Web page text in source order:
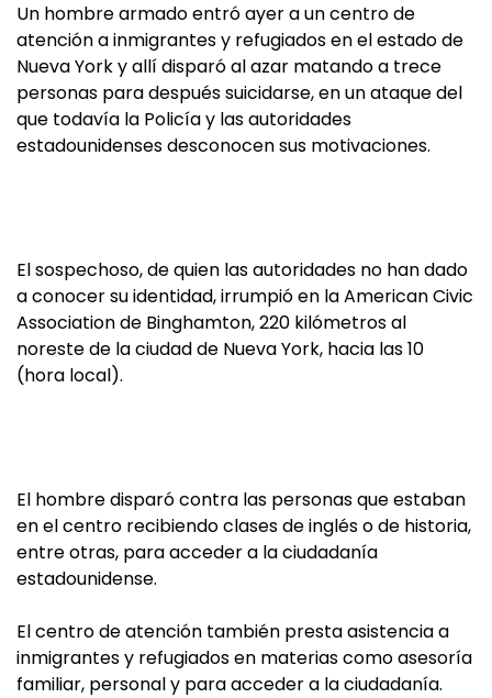
Un hombre armado entró ayer a un centro de
atención a inmigrantes y refugiados en el estado de
Nueva York y allí disparó al azar matando a trece
personas para después suicidarse, en un ataque del
que todavía la Policía y las autoridades
estadounidenses desconocen sus motivaciones.
El sospechoso, de quien las autoridades no han dado
a conocer su identidad, irrumpió en la American Civic
Association de Binghamton, 220 kilómetros al
noreste de la ciudad de Nueva York, hacia las 10
(hora local).
El hombre disparó contra las personas que estaban
en el centro recibiendo clases de inglés o de historia,
entre otras, para acceder a la ciudadanía
estadounidense.
El centro de atención también presta asistencia a
inmigrantes y refugiados en materias como asesoría
familiar, personal y para acceder a la ciudadanía.